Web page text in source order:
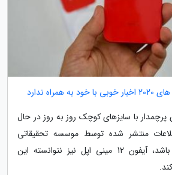
ندارد
با سایزهای کوچک روز به روز در حال
منتشر شده توسط موسسه تحقیقاتی
Wave7 صحت داشته باشد، آیفون 12 مینی اپل نیز نتوانسته این